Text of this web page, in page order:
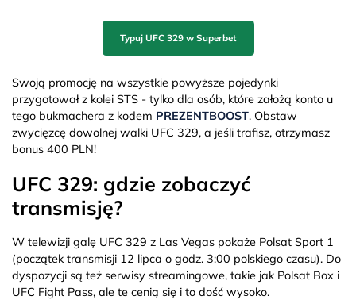
Typuj UFC 329 w Superbet
Swoją promocję na wszystkie powyższe pojedynki
przygotował z kolei STS - tylko dla osób, które założą konto u
tego bukmachera z kodem PREZENTBOOST. Obstaw
zwycięzcę dowolnej walki UFC 329, a jeśli trafisz, otrzymasz
bonus 400 PLN!
UFC 329: gdzie zobaczyć
transmisję?
W telewizji galę UFC 329 z Las Vegas pokaże Polsat Sport 1
(początek transmisji 12 lipca o godz. 3:00 polskiego czasu). Do
dyspozycji są też serwisy streamingowe, takie jak Polsat Box i
UFC Fight Pass, ale te cenią się i to dość wysoko.